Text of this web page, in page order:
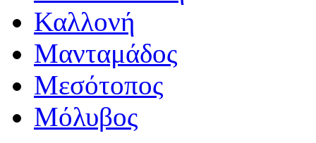
Καλλονή
Μανταμάδος
Μεσότοπος
Μόλυβος